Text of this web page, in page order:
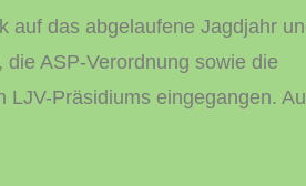
auf das abgelaufene Jagdjahr
ASP-Verordnung sowie die
Präsidiums eingegangen.